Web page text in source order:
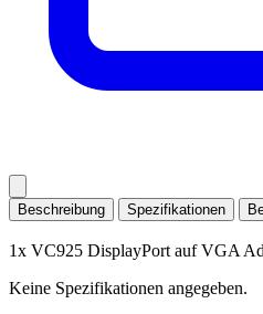
Beschreibung Spezifikationen
1x VC925 DisplayPort auf VGA
Keine Spezifikationen angegeben.